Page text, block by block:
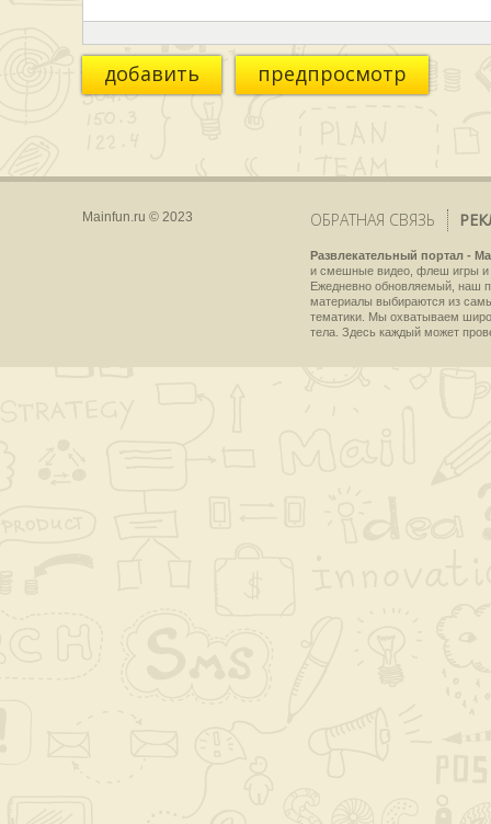
добавить предпросмотр
Mainfun.ru © 2023 ОБРАТНАЯ СВЯЗЬ
Развлекательный портал -
и смешные видео, флеш игры и
Ежедневно обновляемый, наш
материалы выбираются из
тематики. Мы охватываем
тела. Здесь каждый может